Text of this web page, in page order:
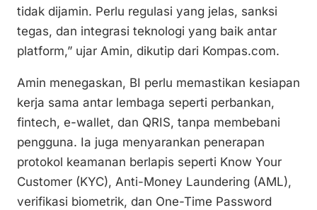
tidak dijamin. Perlu regulasi yang jelas, sanksi
tegas, dan integrasi teknologi yang baik antar
platform,” ujar Amin, dikutip dari Kompas.com.
Amin menegaskan, BI perlu memastikan kesiapan
kerja sama antar lembaga seperti perbankan,
fintech, e-wallet, dan QRIS, tanpa membebani
pengguna. Ia juga menyarankan penerapan
protokol keamanan berlapis seperti Know Your
Customer (KYC), Anti-Money Laundering (AML),
verifikasi biometrik, dan One-Time Password